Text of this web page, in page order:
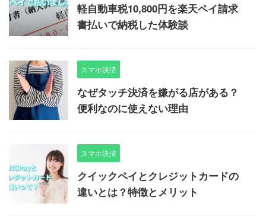
軽自動車税10,800円を楽天ペイ請求
書払いで納税した体験談
スマホ決済
なぜタッチ決済を嫌がる店がある？
便利なのに使えない理由
スマホ決済
クイックペイとクレジットカードの
違いとは？特徴とメリット